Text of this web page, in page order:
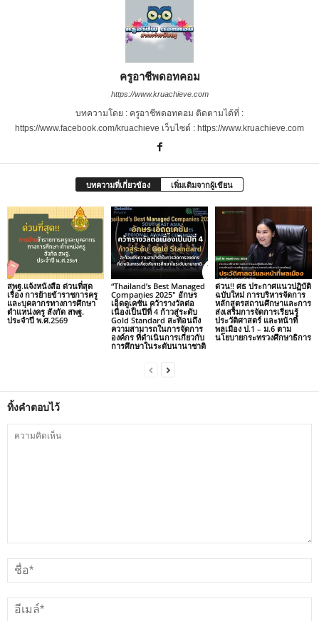
ครูอาชีพดอทคอม
https://www.kruachieve.com
บทความโดย : ครูอาชีพดอทคอม ติดตามได้ที่ :
https://www.facebook.com/kruachieve เว็บไซต์ : https://www.kruachieve.com
บทความที่เกี่ยวข้อง เพิ่มเติมจากผู้เขียน
สพฐ.แจ้งหนังสือ ด่วนที่สุด
เรื่อง การย้ายข้าราชการครู
และบุคลากรทางการศึกษา
ตำแหน่งครู สังกัด สพฐ.
ประจำปี พ.ศ.2569
“Thailand’s Best Managed
Companies 2025″ อักษร
เอ็ดดูเคชั่น คว้ารางวัลต่อ
เนื่องเป็นปีที่ 4 ก้าวสู่ระดับ
Gold Standard สะท้อนถึง
ความสามารถในการจัดการ
องค์กร ที่ดำเนินการเกี่ยวกับ
การศึกษาในระดับนานาชาติ
ด่วน!! ศธ ประกาศแนวปฏิบัติ
ฉบับใหม่ การบริหารจัดการ
หลักสูตรสถานศึกษาและการ
ส่งเสริมการจัดการเรียนรู้
ประวัติศาสตร์ และหน้าที่
พลเมือง ป.1 – ม.6 ตาม
นโยบายกระทรวงศึกษาธิการ
ทิ้งคำตอบไว้